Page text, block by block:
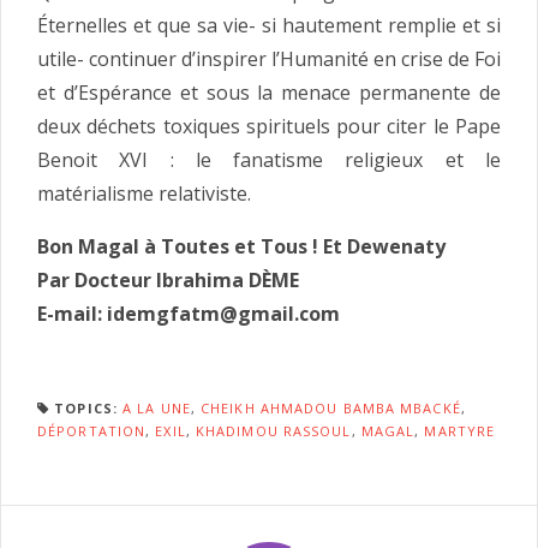
Éternelles et que sa vie- si hautement remplie et si
utile- continuer d’inspirer l’Humanité en crise de Foi
et d’Espérance et sous la menace permanente de
deux déchets toxiques spirituels pour citer le Pape
Benoit XVI : le fanatisme religieux et le
matérialisme relativiste.
Bon Magal à Toutes et Tous ! Et Dewenaty
Par Docteur Ibrahima DÈME
E-mail: idemgfatm@gmail.com
TOPICS: A LA UNE, CHEIKH AHMADOU BAMBA MBACKÉ,
DÉPORTATION, EXIL, KHADIMOU RASSOUL, MAGAL, MARTYRE